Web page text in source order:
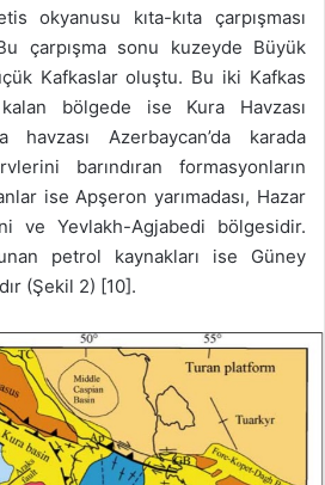
okyanusu kıta-kıta çarpışması
çarpışma sonu kuzeyde Büyük
Kafkaslar oluştu. Bu iki Kafkas
kalan bölgede ise Kura Havzası
Azerbaycan’da karada
barındıran formasyonların
ise Apşeron yarımadası, Hazar
ve Yevlakh-Agjabedi bölgesidir.
petrol kaynakları ise Güney
(Şekil 2) [10].